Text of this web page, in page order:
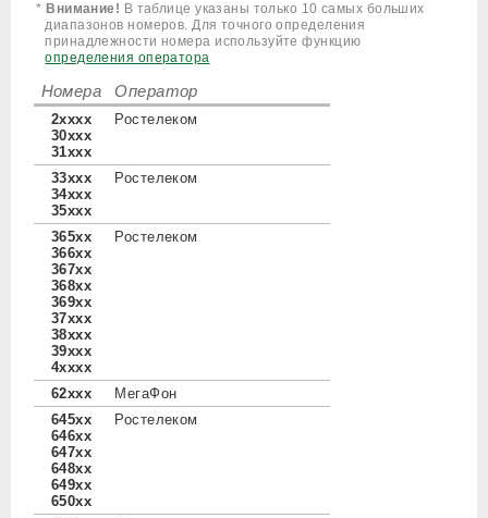
* Внимание! В таблице указаны только 10 самых больших
диапазонов номеров. Для точного определения
принадлежности номера используйте функцию
определения оператора
Номера Оператор
2xxxx
30xxx
31xxx
Ростелеком
33xxx
34xxx
35xxx
Ростелеком
365xx
366xx
367xx
368xx
369xx
37xxx
38xxx
39xxx
4xxxx
Ростелеком
62xxx
МегаФон
645xx
646xx
647xx
648xx
649xx
650xx
Ростелеком